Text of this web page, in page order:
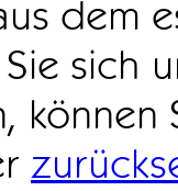
dem
sich
können